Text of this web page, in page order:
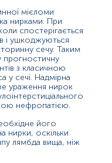
та
Вальденстрема,
процесу в осіб з
множинної
мієломи
нирками. При
спостерігається
і ушкоджуються
сечу. Таким
прогностичну
з класичною
сечі. Надмірна
ураження нирок
нефропатією.
його
нирки, оскільки
лямбда вища, ніж